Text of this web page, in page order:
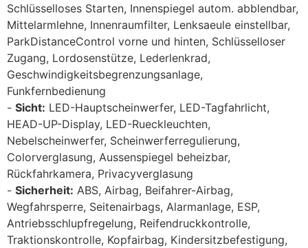
Schlüsselloses Starten, Innenspiegel autom. abblendbar,
Mittelarmlehne, Innenraumfilter, Lenksaeule einstellbar,
ParkDistanceControl vorne und hinten, Schlüsselloser
Zugang, Lordosenstütze, Lederlenkrad,
Geschwindigkeitsbegrenzungsanlage,
Funkfernbedienung
Sicht: LED-Hauptscheinwerfer, LED-Tagfahrlicht,
HEAD-UP-Display, LED-Rueckleuchten,
Nebelscheinwerfer, Scheinwerferregulierung,
Colorverglasung, Aussenspiegel beheizbar,
Rückfahrkamera, Privacyverglasung
Sicherheit: ABS, Airbag, Beifahrer-Airbag,
Wegfahrsperre, Seitenairbags, Alarmanlage, ESP,
Antriebsschlupfregelung, Reifendruckkontrolle,
Traktionskontrolle, Kopfairbag, Kindersitzbefestigung,